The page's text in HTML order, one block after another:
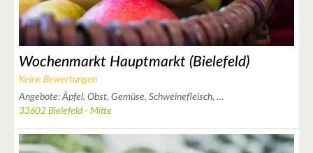
Wochenmarkt Hauptmarkt (Bielefeld)
Keine Bewertungen
Angebote: Äpfel, Obst, Gemüse, Schweinefleisch, …
33602 Bielefeld - Mitte